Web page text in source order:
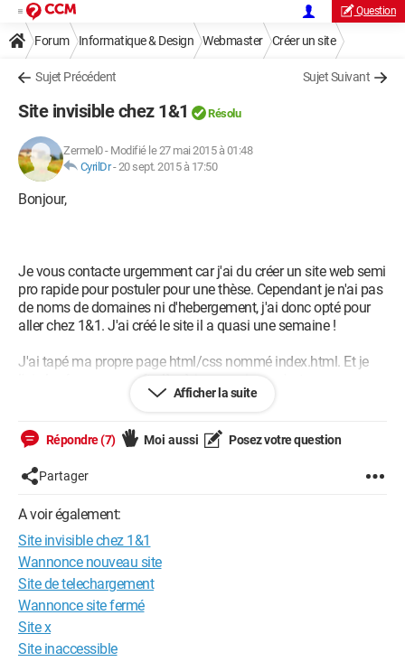
Question
Forum Informatique & Design Webmaster Créer un site
Sujet Précédent Sujet Suivant
Site invisible chez 1&1 Résolu
Zermel0- Modifié le 27 mai 2015 à 01:48
CyrilDr-20 sept. 2015 à 17:50
Bonjour,
Je vous contacte urgemment car j'ai du créer un site web semi
pro rapide pour postuler pour une thèse. Cependant je n'ai pas
de noms de domaines ni d'hebergement, j'ai donc opté pour
aller chez 1&1. J'ai créé le site il a quasi une semaine !
J'ai tapé ma propre page html/css nommé index.html. Et je
l'ai placé par serveur ftp là où je pouvais, ce n'est pas
exactement la racine car nous n'avons pas les droits sur la
autre apparemment pour l'admin.
Bref, malgré cela mon site est invisible sur la toile, j'ai tenté de
taper le site, son ip aussi.
J'ai pingé et les paquets reviennent.
Pourquoi mon site est donc invisible ?
Je dois corriger le problème très vite....
Merci beaucoup de votre aide.
Afficher la suite
Répondre (7) Moi aussi Posez votre question
Partager
A voir également:
Site invisible chez 1&1
Wannonce nouveau site
Site de telechargement
Wannonce site fermé
Site x
Site inaccessible